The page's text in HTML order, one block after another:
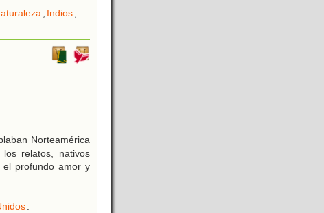
, Indios,
Norteamérica
relatos, nativos
el profundo amor y
.